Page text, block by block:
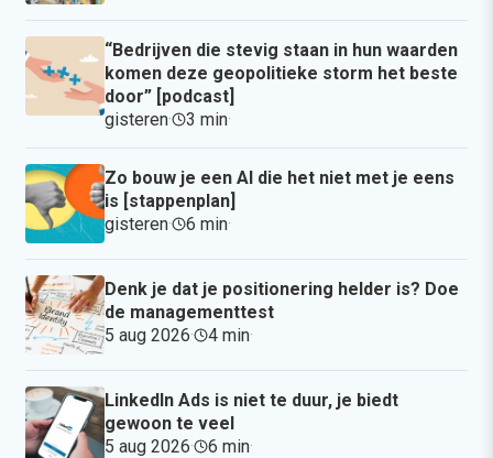
“Bedrijven die stevig staan in hun waarden
komen deze geopolitieke storm het beste
door” [podcast]
gisteren· 3 min·
Zo bouw je een AI die het niet met je eens
is [stappenplan]
gisteren· 6 min·
Denk je dat je positionering helder is? Doe
de managementtest
5 aug 2026· 4 min·
LinkedIn Ads is niet te duur, je biedt
gewoon te veel
5 aug 2026· 6 min·